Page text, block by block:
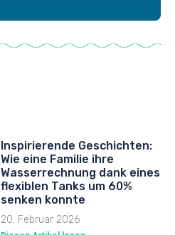
Inspirierende Geschichten:
Wie eine Familie ihre
Wasserrechnung dank eines
flexiblen Tanks um 60%
senken konnte
20. Februar 2026